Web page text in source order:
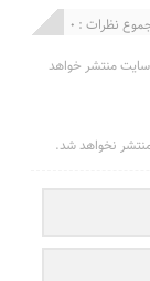
نظرات : 0
منتشر خواهد
منتشر نخواهد شد.